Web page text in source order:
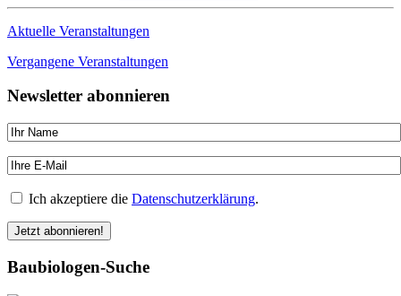
Aktuelle Veranstaltungen
Vergangene Veranstaltungen
Newsletter abonnieren
Ich akzeptiere die Datenschutzerklärung.
Baubiologen-Suche